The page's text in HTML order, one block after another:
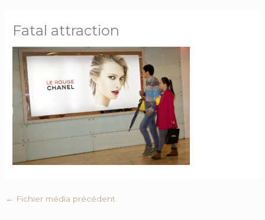
Fatal attraction
← Fichier média précédent